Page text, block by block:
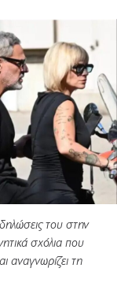
του στην
σχόλια που
αναγνωρίζει τη